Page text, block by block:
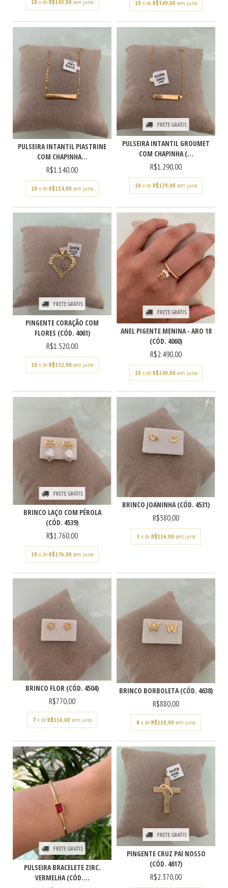
10 x de R$145,00 sem juros 10 x de R$349,00 sem juros
PULSEIRA INTANTIL PIASTRINE
COM CHAPINHA...
R$1.140,00
10 x de R$114,00 sem juros
FRETE GRÁTIS
PULSEIRA INTANTIL GROUMET
COM CHAPINHA (...
R$1.290,00
10 x de R$129,00 sem juros
FRETE GRÁTIS
PINGENTE CORAÇÃO COM
FLORES (CÓD. 4061)
R$1.520,00
10 x de R$152,00 sem juros
FRETE GRÁTIS
ANEL PIGENTE MENINA - ARO 18
(CÓD. 4060)
R$2.490,00
10 x de R$249,00 sem juros
FRETE GRÁTIS
BRINCO LAÇO COM PÉROLA
(CÓD. 4539)
R$1.760,00
10 x de R$176,00 sem juros
BRINCO JOANINHA (CÓD. 4531)
R$580,00
5 x de R$116,00 sem juros
BRINCO FLOR (CÓD. 4504)
R$770,00
7 x de R$110,00 sem juros
BRINCO BORBOLETA (CÓD. 4638)
R$880,00
8 x de R$110,00 sem juros
FRETE GRÁTIS
PULSEIRA BRACELETE ZIRC.
VERMELHA (CÓD....
FRETE GRÁTIS
PINGENTE CRUZ PAI NOSSO
(CÓD. 4617)
R$2.370,00